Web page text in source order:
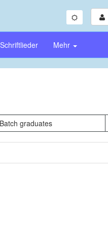
Schriftlieder Mehr